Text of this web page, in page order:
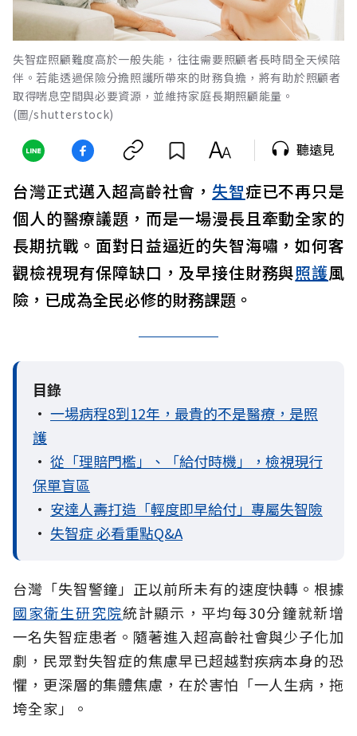
失智症照顧難度高於一般失能，往往需要照顧者長時間全天候陪
伴。若能透過保險分擔照護所帶來的財務負擔，將有助於照顧者
取得喘息空間與必要資源，並維持家庭長期照顧能量。
(圖/shutterstock)
聽遠見
台灣正式邁入超高齡社會， 失智症已不再只是
個人的醫療議題，而是一場漫長且牽動全家的
長期抗戰。面對日益逼近的失智海嘯，如何客
觀檢視現有保障缺口，及早接住財務與照護風
險，已成為全民必修的財務課題。
目錄
• 一場病程8到12年，最貴的不是醫療，是照
護
• 從「理賠門檻」、「給付時機」，檢視現行
保單盲區
• 安達人壽打造「輕度即早給付」專屬失智險
• 失智症 必看重點Q&A
台灣「失智警鐘」正以前所未有的速度快轉。根據
國家衛生研究院統計顯示，平均每30分鐘就新增
一名失智症患者。隨著進入超高齡社會與少子化加
劇，民眾對失智症的焦慮早已超越對疾病本身的恐
懼，更深層的集體焦慮，在於害怕「一人生病，拖
垮全家」。